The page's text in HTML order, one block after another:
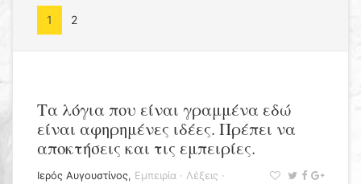
1 2
Τα λόγια που είναι γραμμένα εδώ
είναι αφηρημένες ιδέες. Πρέπει να
αποκτήσεις και τις εμπειρίες.
Ιερός Αυγουστίνος, Εμπειρία · Λέξεις ·